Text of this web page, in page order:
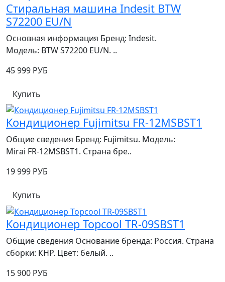
Стиральная машина Indesit BTW
S72200 EU/N
Основная информация Бренд: Indesit.
Модель: BTW S72200 EU/N. ..
45 999 РУБ
Купить
Кондиционер Fujimitsu FR-12MSBST1
Общие сведения Бренд: Fujimitsu. Модель:
Mirai FR‑12MSBST1. Страна бре..
19 999 РУБ
Купить
Кондиционер Topcool TR-09SBST1
Общие сведения Основание бренда: Россия. Страна
сборки: КНР. Цвет: белый. ..
15 900 РУБ